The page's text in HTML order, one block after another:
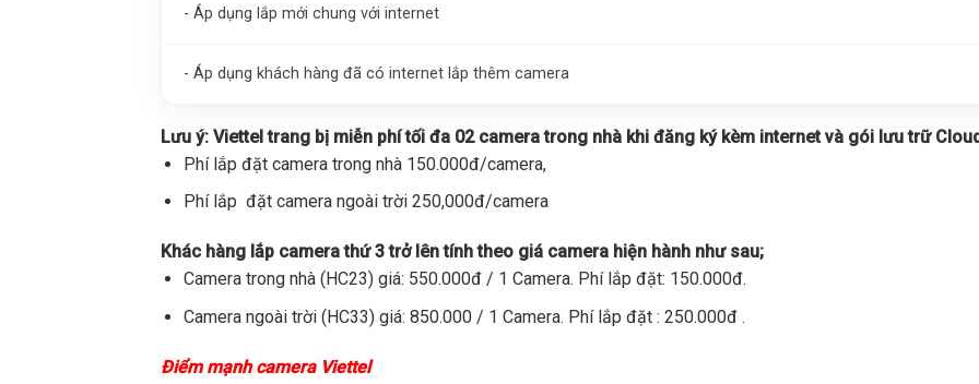
- Áp dụng lắp mới chung với internet
- Áp dụng khách hàng đã có internet lắp thêm camera
Lưu ý: Viettel trang bị miễn phí tối đa 02 camera trong nhà khi đăng ký kèm internet và gói lưu trữ
Phí lắp đặt camera trong nhà 150.000đ/camera,
Phí lắp đặt camera ngoài trời 250,000đ/camera
Khác hàng lắp camera thứ 3 trở lên tính theo giá camera hiện hành như sau;
Camera trong nhà (HC23) giá: 550.000đ / 1 Camera. Phí lắp đặt: 150.000đ.
Camera ngoài trời (HC33) giá: 850.000 / 1 Camera. Phí lắp đặt : 250.000đ .
Điểm mạnh camera Viettel